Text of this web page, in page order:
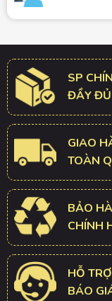
SP
ĐẦY ĐỦ
GIAO
TOÀN
BẢO
CHÍNH
HỖ
BÁO